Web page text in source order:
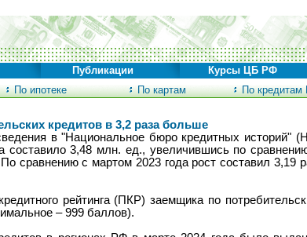
По ипотеке По картам По
Публикации Курсы ЦБ РФ
кредитов в 3,2 раза больше
в "Национальное бюро кредитных историй"
составило 3,48 млн. ед., увеличившись по
сравнению с мартом 2023 года рост составил 3,19
рейтинга (ПКР) заемщика по
– 999 баллов).